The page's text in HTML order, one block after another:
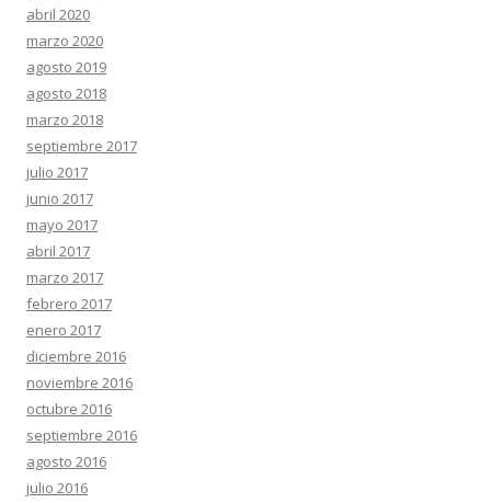
abril 2020
marzo 2020
agosto 2019
agosto 2018
marzo 2018
septiembre 2017
julio 2017
junio 2017
mayo 2017
abril 2017
marzo 2017
febrero 2017
enero 2017
diciembre 2016
noviembre 2016
octubre 2016
septiembre 2016
agosto 2016
julio 2016